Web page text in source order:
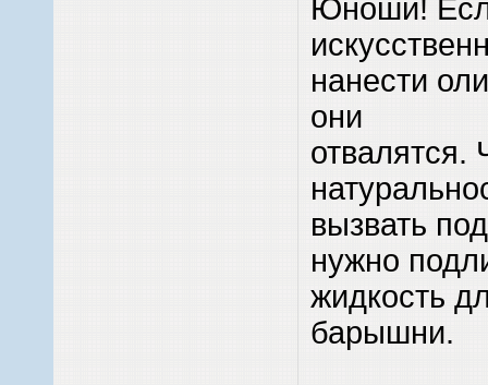
Юноши!
нанести
они
отвалятся.
вызвать
нужно
жидкость
барышни.